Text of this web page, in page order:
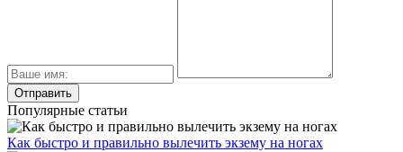
Популярные статьи
Как быстро и правильно вылечить экзему на ногах